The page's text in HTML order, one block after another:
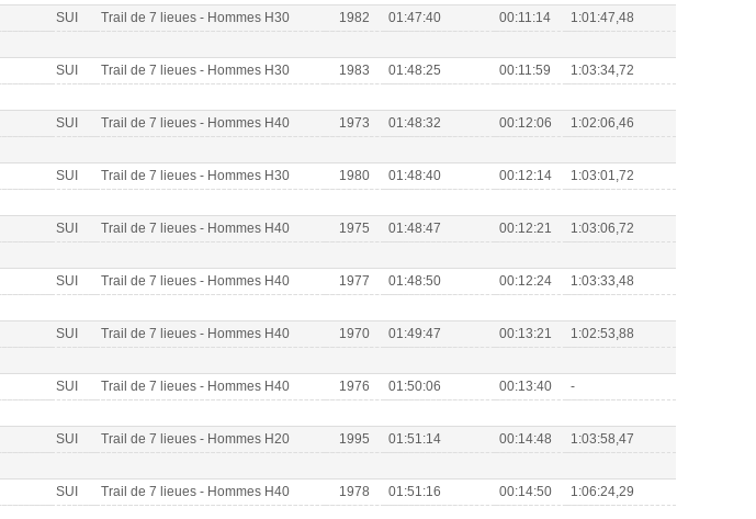
SUI Trail de 7 lieues - Hommes H30 1982 01:47:40 00:11:14 1:01:47,48
SUI Trail de 7 lieues - Hommes H30 1983 01:48:25 00:11:59 1:03:34,72
SUI Trail de 7 lieues - Hommes H40 1973 01:48:32 00:12:06 1:02:06,46
SUI Trail de 7 lieues - Hommes H30 1980 01:48:40 00:12:14 1:03:01,72
SUI Trail de 7 lieues - Hommes H40 1975 01:48:47 00:12:21 1:03:06,72
SUI Trail de 7 lieues - Hommes H40 1977 01:48:50 00:12:24 1:03:33,48
SUI Trail de 7 lieues - Hommes H40 1970 01:49:47 00:13:21 1:02:53,88
SUI Trail de 7 lieues - Hommes H40 1976 01:50:06 00:13:40 -
SUI Trail de 7 lieues - Hommes H20 1995 01:51:14 00:14:48 1:03:58,47
SUI Trail de 7 lieues - Hommes H40 1978 01:51:16 00:14:50 1:06:24,29